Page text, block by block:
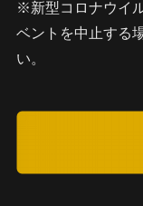
※新型コロナウイ
ベントを中止する
い。